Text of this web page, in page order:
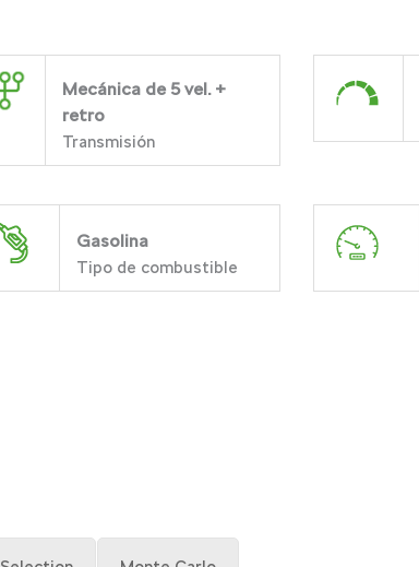
Mecánica de 5 vel. +
retro
Transmisión
Gasolina
Tipo de combustible